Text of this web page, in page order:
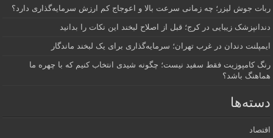
ربات جوش لیزر؛ چه زمانی سرعت بالا و اعوجاج کم ارزش سرمایه‌گذاری دارد؟
دندانپزشک زیبایی در کرج؛ قبل از اصلاح لبخند این نکات را بدانید
ایمپلنت دندان در غرب تهران؛ سرمایه‌گذاری برای یک لبخند ماندگار
رنگ کامپوزیت فقط سفید نیست؛ چگونه شیدی انتخاب کنیم که با چهره ما
هماهنگ باشد؟
دسته‌ها
اقتصاد